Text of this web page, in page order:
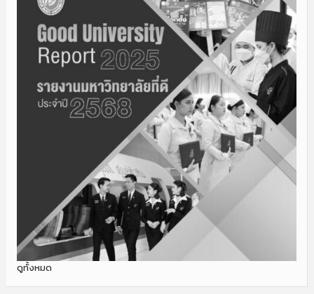
ดูทั้งหมด